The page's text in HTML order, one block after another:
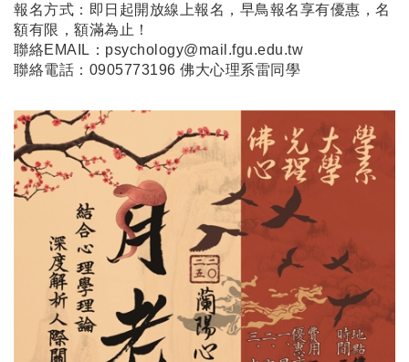
報名方式：即日起開放線上報名 ，早鳥報名享有優惠，名
額有限，額滿為止！
聯絡EMAIL：psychology@mail.fgu.edu.tw
聯絡電話：0905773196 佛大心理系雷同學